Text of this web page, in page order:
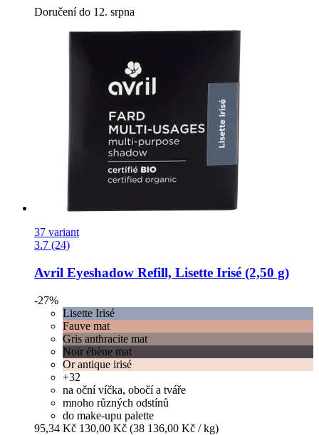
Doručení do 12. srpna
37 variant
3.7 (24)
Avril Eyeshadow Refill, Lisette Irisé (2,50 g)
-27%
Lisette Irisé
Fauve mat
Gris anthracite mat
Noir ébène mat
Or antique irisé
+32
na oční víčka, obočí a tváře
mnoho různých odstínů
do make-upu palette
95,34 Kč 130,00 Kč (38 136,00 Kč / kg)